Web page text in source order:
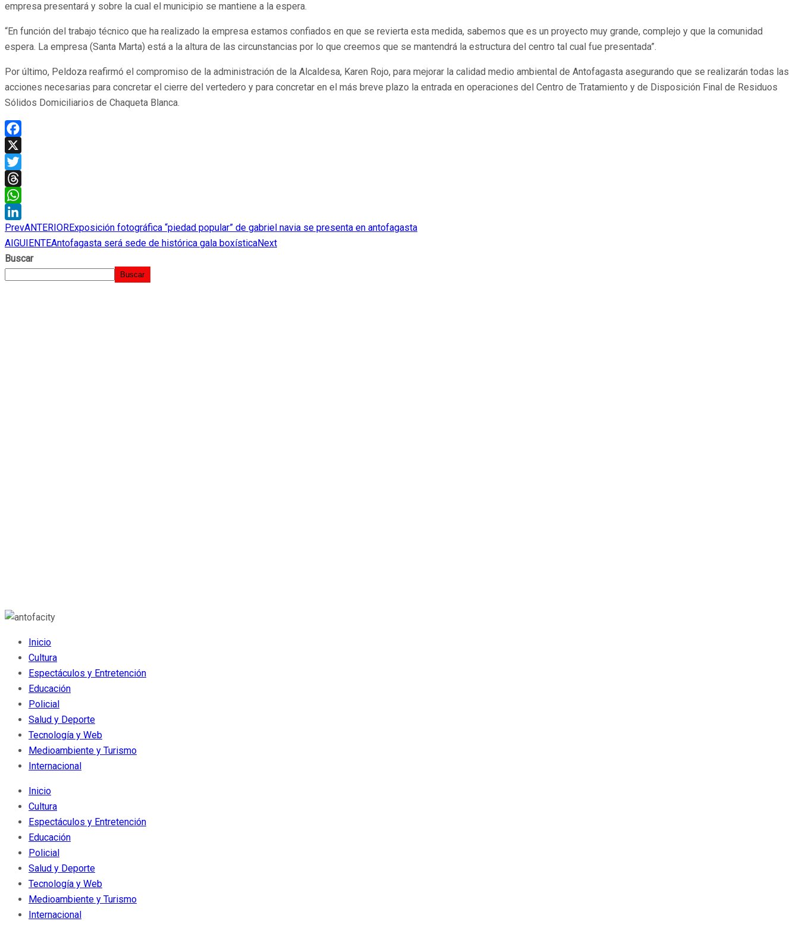
empresa presentará y sobre la cual el municipio se mantiene a la espera.
“En función del trabajo técnico que ha realizado la empresa estamos confiados en que se revierta esta medida, sabemos que es un proyecto muy grande, complejo y que la comunidad
espera. La empresa (Santa Marta) está a la altura de las circunstancias por lo que creemos que se mantendrá la estructura del centro tal cual fue presentada”.
Por último, Peldoza reafirmó el compromiso de la administración de la Alcaldesa, Karen Rojo, para mejorar la calidad medio ambiental de Antofagasta asegurando que se realizarán todas las
acciones necesarias para concretar el cierre del vertedero y para concretar en el más breve plazo la entrada en operaciones del Centro de Tratamiento y de Disposición Final de Residuos
Sólidos Domiciliarios de Chaqueta Blanca.
Facebook
X
Twitter
Threads
WhatsApp
LinkedIn
PrevANTERIORExposición fotográfica “piedad popular” de gabriel navia se presenta en antofagasta
AIGUIENTEAntofagasta será sede de histórica gala boxísticaNext
Buscar
Buscar
Inicio
Cultura
Espectáculos y Entretención
Educación
Policial
Salud y Deporte
Tecnología y Web
Medioambiente y Turismo
Internacional
Inicio
Cultura
Espectáculos y Entretención
Educación
Policial
Salud y Deporte
Tecnología y Web
Medioambiente y Turismo
Internacional